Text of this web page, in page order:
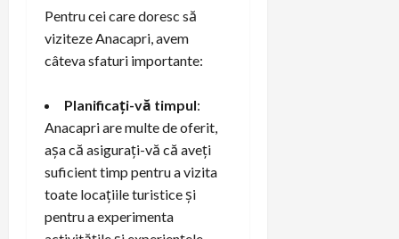
Pentru cei care doresc să
viziteze Anacapri, avem
câteva sfaturi importante:
Planificați-vă timpul:
Anacapri are multe de oferit,
așa că asigurați-vă că aveți
suficient timp pentru a vizita
toate locațiile turistice și
pentru a experimenta